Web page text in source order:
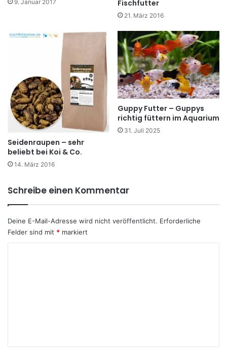
9. Januar 2017
Fischfutter
21. März 2016
Seidenraupen – sehr
beliebt bei Koi & Co.
14. März 2016
Guppy Futter – Guppys
richtig füttern im Aquarium
31. Juli 2025
Schreibe einen Kommentar
Deine E-Mail-Adresse wird nicht veröffentlicht. Erforderliche
Felder sind mit * markiert